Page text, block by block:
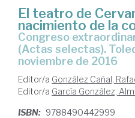
El teatro de
nacimiento de la
Congreso extraordinario de la AITENSO
(Actas selectas).
noviembre de 2016
Editor/a González Cañal,
Editor/a García González,
ISBN: 9788490442999